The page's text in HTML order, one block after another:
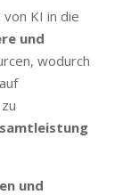
KI in die
und
wodurch
und